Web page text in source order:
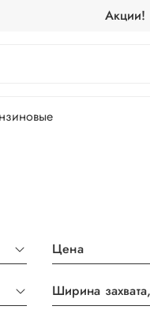
Акции!
Цена
Ширина